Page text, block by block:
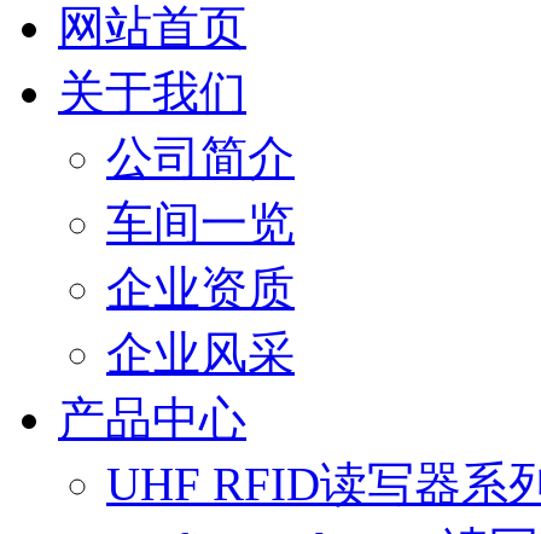
网站首页
关于我们
公司简介
车间一览
企业资质
企业风采
产品中心
UHF RFID读写器系